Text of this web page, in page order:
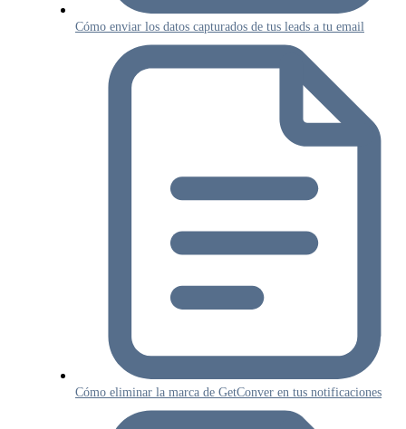
Cómo enviar los datos capturados de tus leads a tu email
Cómo eliminar la marca de GetConver en tus notificaciones